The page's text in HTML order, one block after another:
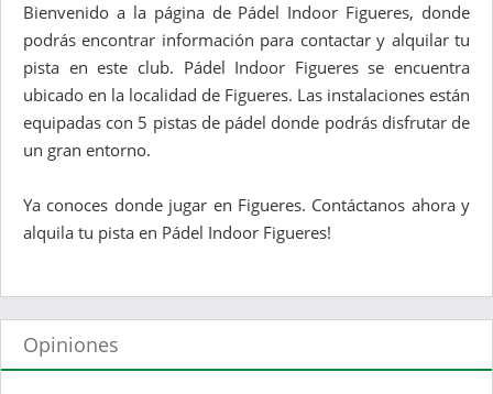
Bienvenido a la página de Pádel Indoor Figueres, donde
podrás encontrar información para contactar y alquilar tu
pista en este club. Pádel Indoor Figueres se encuentra
ubicado en la localidad de Figueres. Las instalaciones están
equipadas con 5 pistas de pádel donde podrás disfrutar de
un gran entorno.
Ya conoces donde jugar en Figueres. Contáctanos ahora y
alquila tu pista en Pádel Indoor Figueres!
Opiniones